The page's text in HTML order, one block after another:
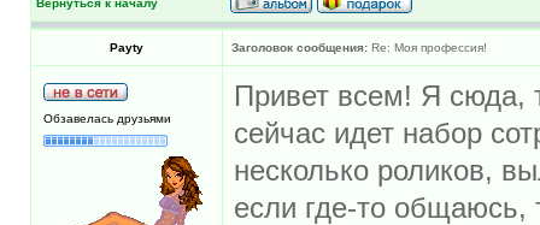
Вернуться к началу
Payty Заголовок сообщения: Re: Моя профессия!
Обзавелась друзьями
Привет всем! Я сюда,
сейчас идет набор
несколько роликов,
если где-то общаюсь,